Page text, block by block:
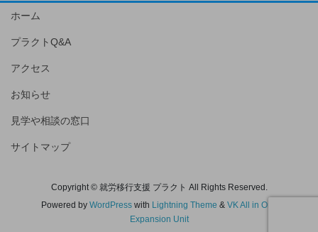
ホーム
プラクトQ&A
アクセス
お知らせ
見学や相談の窓口
サイトマップ
Copyright © 就労移行支援 プラクト All Rights Reserved.
Powered by WordPresswith Lightning Theme & VK All in One
Expansion Unit